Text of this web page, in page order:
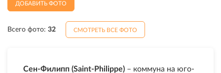
ДОБАВИТЬ ФОТО
Всего фото: 32 СМОТРЕТЬ ВСЕ ФОТО
Сен-Филипп (Saint-Philippe) – коммуна на юго-